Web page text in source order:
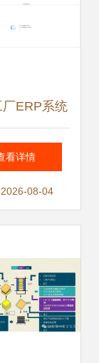
ERP系统
式与软件开
务解析
看详情
08-04